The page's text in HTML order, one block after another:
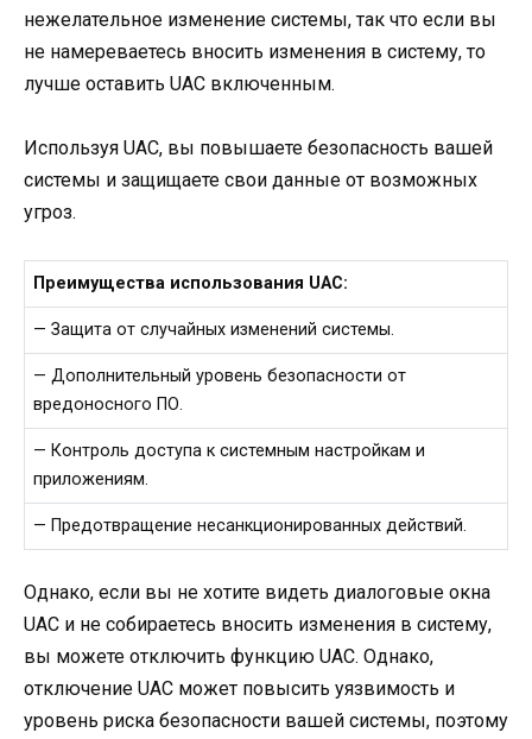
нежелательное изменение системы, так что если вы
не намереваетесь вносить изменения в систему, то
лучше оставить UAC включенным.
Используя UAC, вы повышаете безопасность вашей
системы и защищаете свои данные от возможных
угроз.
Преимущества использования UAC:
— Защита от случайных изменений системы.
— Дополнительный уровень безопасности от
вредоносного ПО.
— Контроль доступа к системным настройкам и
приложениям.
— Предотвращение несанкционированных действий.
Однако, если вы не хотите видеть диалоговые окна
UAC и не собираетесь вносить изменения в систему,
вы можете отключить функцию UAC. Однако,
отключение UAC может повысить уязвимость и
уровень риска безопасности вашей системы, поэтому